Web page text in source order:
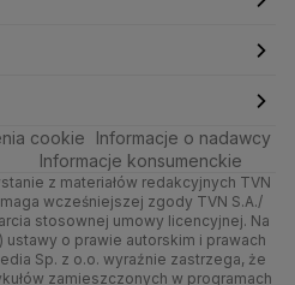
cookie
Informacje o nadawcy
Informacje konsumenckie
z materiałów redakcyjnych TVN
wcześniejszej zgody TVN S.A./
stosownej umowy licencyjnej. Na
ustawy o prawie autorskim i prawach
Sp. z o.o. wyraźnie zastrzega, że
zamieszczonych w programach